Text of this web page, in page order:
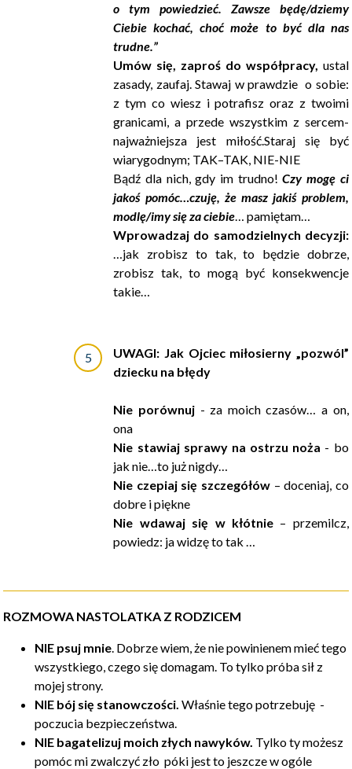
o tym powiedzieć. Zawsze będę/dziemy
Ciebie kochać, choć może to być dla nas
trudne.”
Umów się, zaproś do współpracy, ustal
zasady, zaufaj. Stawaj w prawdzie o sobie:
z tym co wiesz i potrafisz oraz z twoimi
granicami, a przede wszystkim z sercem-
najważniejsza jest miłość.Staraj się być
wiarygodnym; TAK–TAK, NIE-NIE
Bądź dla nich, gdy im trudno!Czy mogę ci
jakoś pomóc…czuję, że masz jakiś problem,
modlę/imy się za ciebie… pamiętam…
Wprowadzaj do samodzielnych decyzji:
…jak zrobisz to tak, to będzie dobrze,
zrobisz tak, to mogą być konsekwencje
takie…
UWAGI: Jak Ojciec miłosierny „pozwól”
dziecku na błędy
Nie porównuj - za moich czasów… a on,
ona
Nie stawiaj sprawy na ostrzu noża - bo
jak nie…to już nigdy…
Nie czepiaj się szczegółów – doceniaj, co
dobre i piękne
Nie wdawaj się w kłótnie– przemilcz,
powiedz: ja widzę to tak …
ROZMOWA NASTOLATKA Z RODZICEM
NIE psuj mnie. Dobrze wiem, że nie powinienem mieć tego
wszystkiego, czego się domagam. To tylko próba sił z
mojej strony.
NIE bój się stanowczości.Właśnie tego potrzebuję -
poczucia bezpieczeństwa.
NIE bagatelizuj moich złych nawyków. Tylko ty możesz
pomóc mi zwalczyć zło póki jest to jeszcze w ogóle